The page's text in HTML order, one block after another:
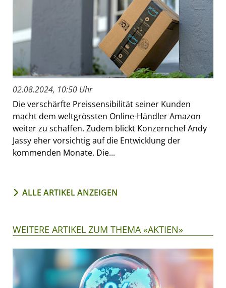
02.08.2024, 10:50 Uhr
Die verschärfte Preissensibilität seiner Kunden
macht dem weltgrössten Online-Händler Amazon
weiter zu schaffen. Zudem blickt Konzernchef Andy
Jassy eher vorsichtig auf die Entwicklung der
kommenden Monate. Die...
ALLE ARTIKEL ANZEIGEN
WEITERE ARTIKEL ZUM THEMA «AKTIEN»